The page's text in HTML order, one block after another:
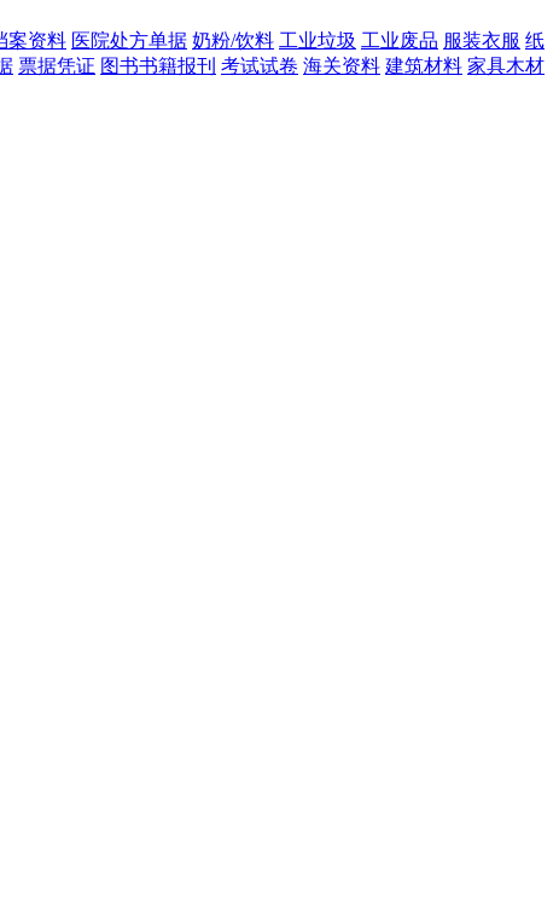
案资料 医院处方单据 奶粉/饮料 工业垃圾 工业废品 服装衣服 纸
票据凭证 图书书籍报刊 考试试卷 海关资料 建筑材料 家具木材